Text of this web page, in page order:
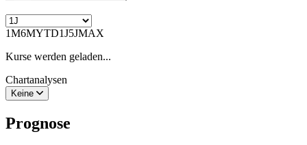
1M6MYTD1J5JMAX
Kurse werden geladen...
Chartanalysen
Keine
Prognose